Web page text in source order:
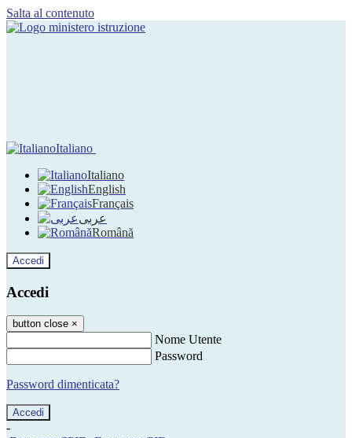
Salta al contenuto
Italiano
Italiano
English
Français
عربى
Română
Accedi
Accedi
button close ×
Nome Utente
Password
Password dimenticata?
-